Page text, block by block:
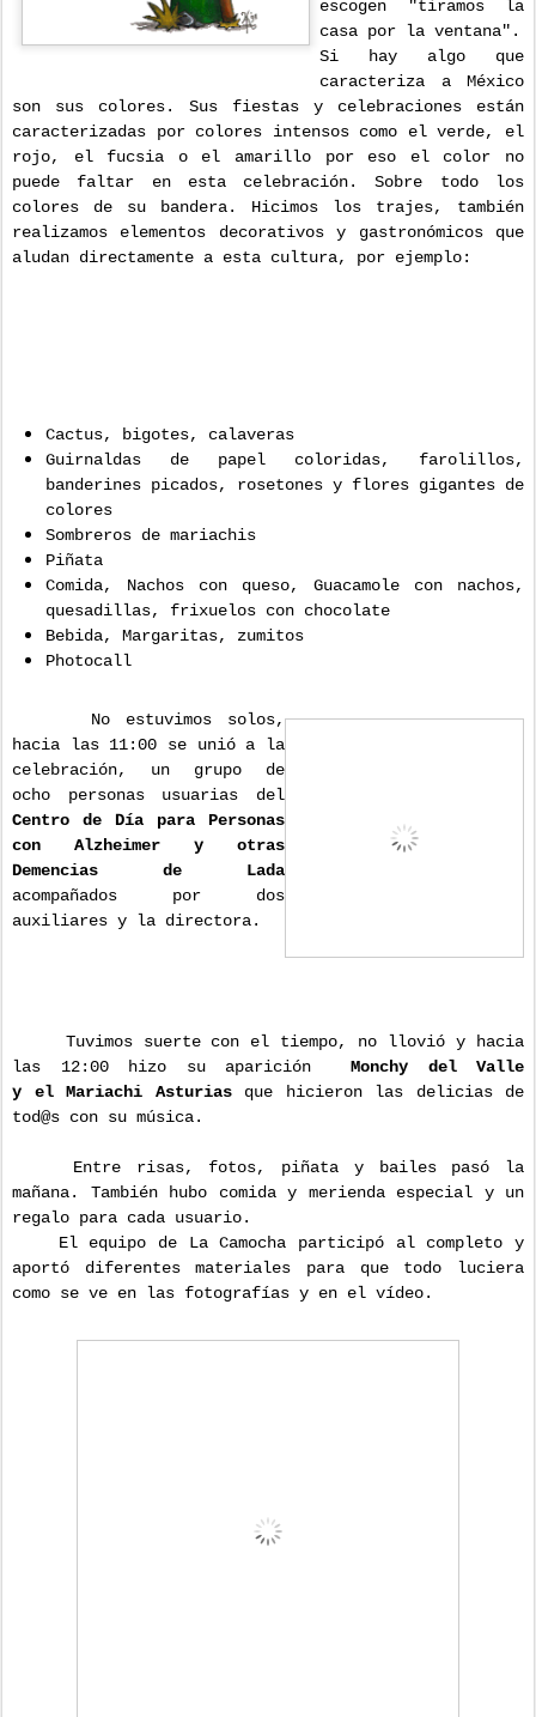
escogen "tiramos la
casa por la ventana".
Si hay algo que
caracteriza a México
son sus colores. Sus fiestas y celebraciones están
caracterizadas por colores intensos como el verde, el
rojo, el fucsia o el amarillo por eso el color no
puede faltar en esta celebración. Sobre todo los
colores de su bandera. Hicimos los trajes, también
realizamos elementos decorativos y gastronómicos que
aludan directamente a esta cultura, por ejemplo:
Cactus, bigotes, calaveras
Guirnaldas de papel coloridas, farolillos,
banderines picados, rosetones y flores gigantes de
colores
Sombreros de mariachis
Piñata
Comida, Nachos con queso, Guacamole con nachos,
quesadillas, frixuelos con chocolate
Bebida, Margaritas, zumitos
Photocall
No estuvimos solos,
hacia las 11:00 se unió a la
celebración, un grupo de
ocho personas usuarias del
Centro de Día para Personas
con Alzheimer y otras
Demencias de Lada
acompañados por dos
auxiliares y la directora.
Tuvimos suerte con el tiempo, no llovió y hacia
las 12:00 hizo su aparición Monchy del Valle
y el Mariachi Asturiasque hicieron las delicias de
tod@s con su música.
Entre risas, fotos, piñata y bailes pasó la
mañana. También hubo comida y merienda especial y un
regalo para cada usuario.
El equipo de La Camocha participó al completo y
aportó diferentes materiales para que todo luciera
como se ve en las fotografías y en el vídeo.